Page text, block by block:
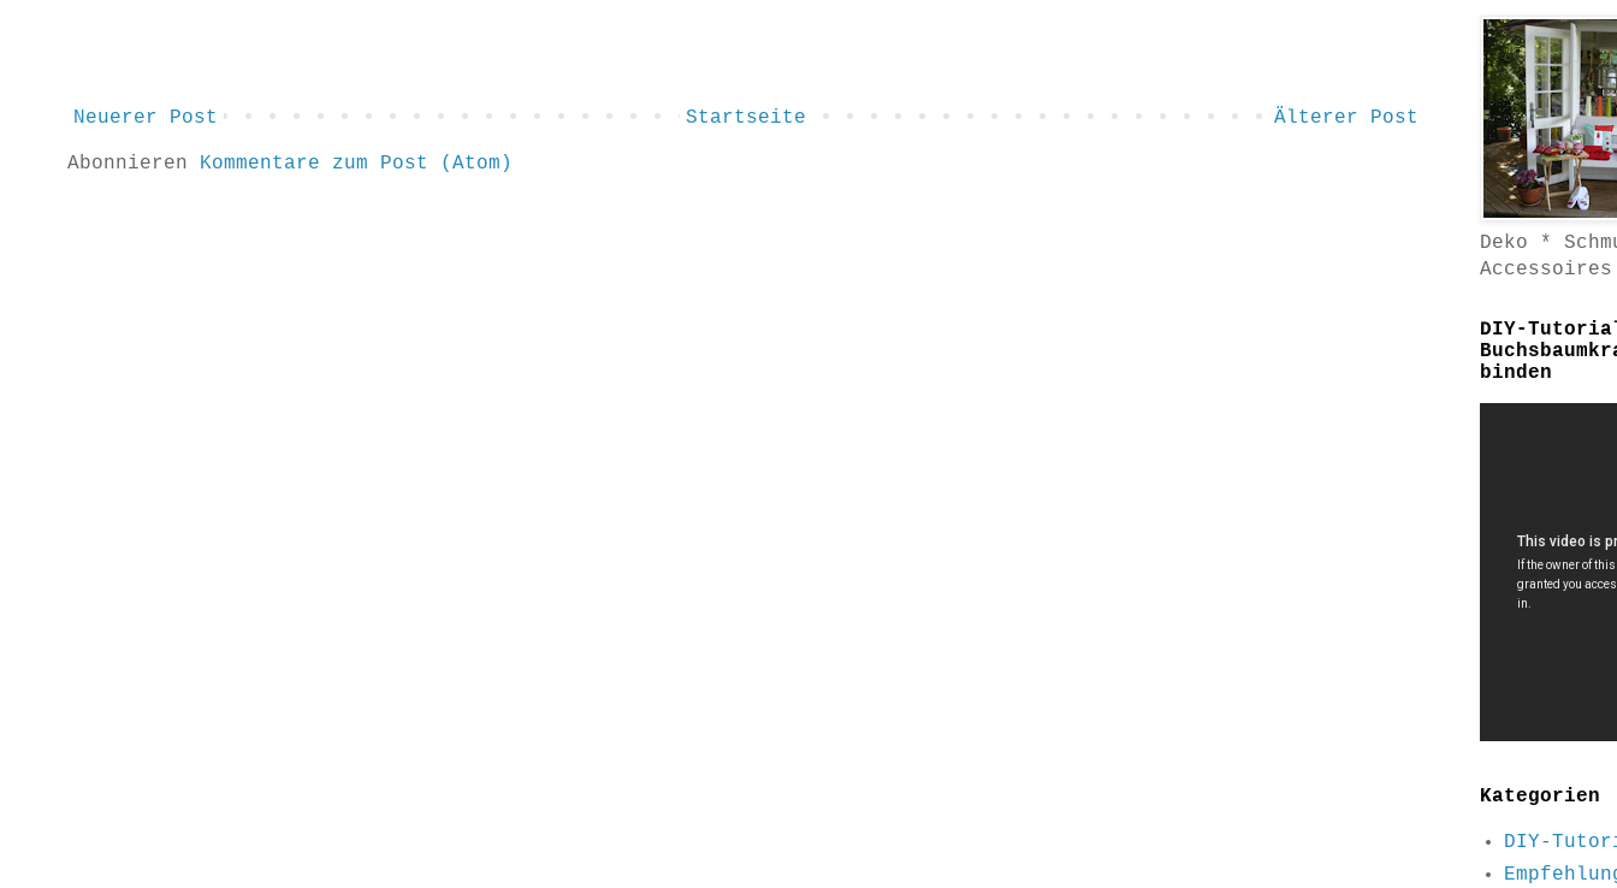
Neuerer Post Älterer Post
Startseite
Abonnieren Kommentare zum Post (Atom)
Deko *
Accessoires
DIY-
binden
Kategorien
DIY-